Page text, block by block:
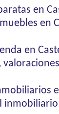
en
en
en